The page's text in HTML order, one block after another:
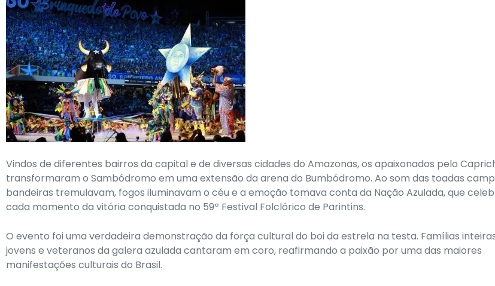
Vindos de diferentes bairros da capital e de diversas cidades do Amazonas, os apaixonados pelo
transformaram o Sambódromo em uma extensão da arena do Bumbódromo. Ao som das toadas
bandeiras tremulavam, fogos iluminavam o céu e a emoção tomava conta da Nação Azulada, que
cada momento da vitória conquistada no 59º Festival Folclórico de Parintins.
O evento foi uma verdadeira demonstração da força cultural do boi da estrela na testa. Famílias
jovens e veteranos da galera azulada cantaram em coro, reafirmando a paixão por uma das maiores
manifestações culturais do Brasil.